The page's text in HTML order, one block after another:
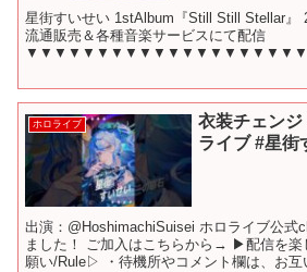
星街すいせい 1stAlbum『Still Still Stellar』
流通販売＆各種音楽サービスにて配信
▼▼▼▼▼▼▼▼▼▼▼▼▼▼▼▼▼▼▼▼ 12月
ホロライブ
衣装チェンジ
ライブ #星
出演：@HoshimachiSuisei ホロライブ公式
ました！ ご加入はこちらから→ ▶配信を楽
願い/Rule▷ ・待機所やコメント欄は、お互